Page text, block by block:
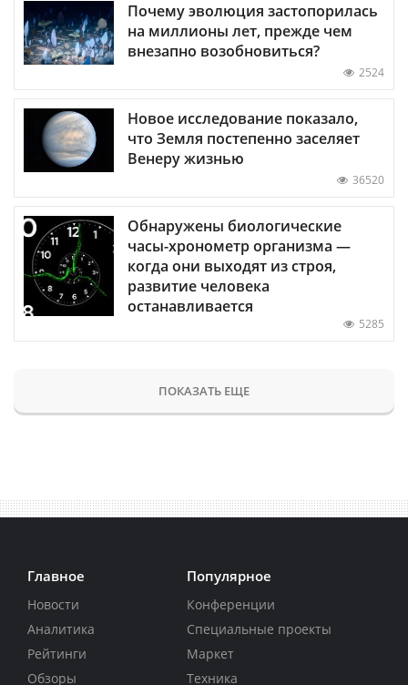
Почему эволюция застопорилась
на миллионы лет, прежде чем
внезапно возобновиться?
2524
Новое исследование показало,
что Земля постепенно заселяет
Венеру жизнью
36520
Обнаружены биологические
часы-хронометр организма —
когда они выходят из строя,
развитие человека
останавливается
5285
ПОКАЗАТЬ ЕЩЕ
Главное
Новости
Аналитика
Рейтинги
Обзоры
Популярное
Конференции
Специальные проекты
Маркет
Техника